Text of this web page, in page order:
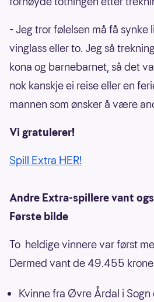
- Jeg tror følelsen må få synke
vinglass eller to. Jeg så
kona og barnebarnet, så det
nok kanskje ei reise eller en
mannen som ønsker å være
Vi gratulerer!
Spill Extra HER!
Andre Extra-spillere vant
Første bilde
To heldige vinnere var først
Dermed vant de 49.455
Kvinne fra Øvre Årdal i Sogn